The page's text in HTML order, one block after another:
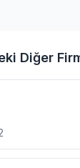
Diğer